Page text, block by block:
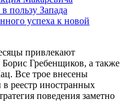
пользу Запада
успеха к новой
привлекают
Гребенщиков, а также
Все трое внесены
реестр иностранных
поведения заметно